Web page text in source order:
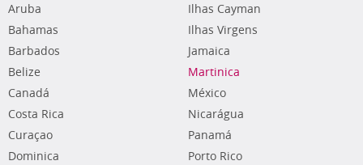
Aruba
Bahamas
Barbados
Belize
Canadá
Costa Rica
Curaçao
Dominica
Ilhas Cayman
Ilhas Virgens
Jamaica
Martinica
México
Nicarágua
Panamá
Porto Rico